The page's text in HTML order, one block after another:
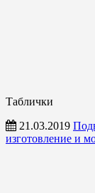
Таблички
21.03.2019
изготовление и